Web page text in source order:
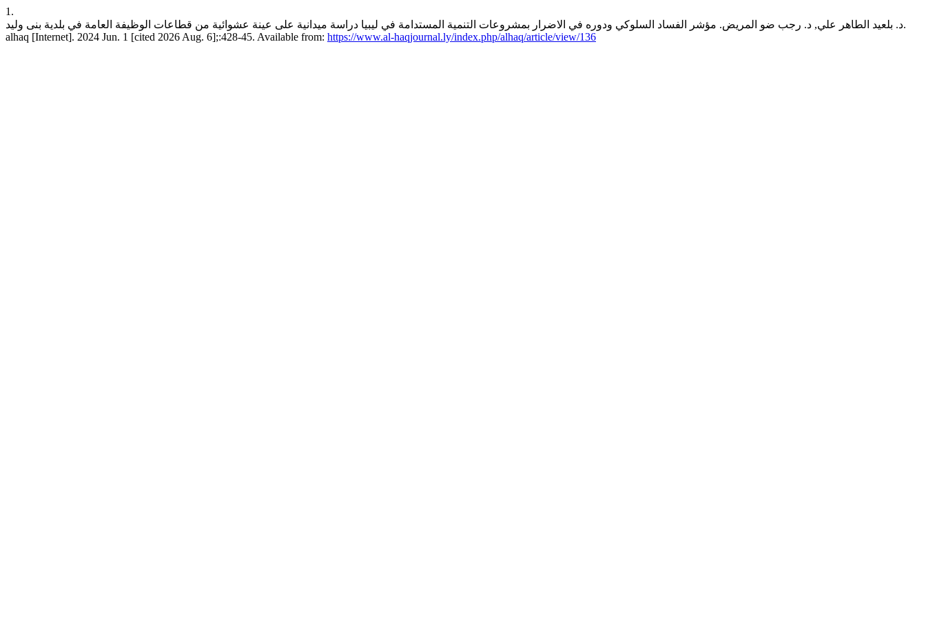
1.
د. بلعيد الطاهر علي, د. رجب ضو المريض. مؤشر الفساد السلوكي ودوره في الاضرار بمشروعات التنمية المستدامة في ليبيا دراسة ميدانية على عينة عشوائية من قطاعات الوظيفة العامة في بلدية بنى وليد.
alhaq [Internet]. 2024 Jun. 1 [cited 2026 Aug. 6];:428-45. Available from: https://www.al-haqjournal.ly/index.php/alhaq/article/view/136